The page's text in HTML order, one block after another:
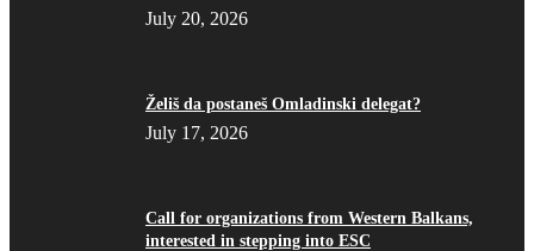
July 20, 2026
Želiš da postaneš Omladinski delegat?
July 17, 2026
Call for organizations from Western Balkans,
interested in stepping into ESC